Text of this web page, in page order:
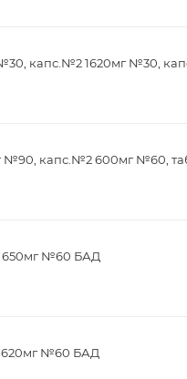
капс.№2 1620мг №30,
№90, капс.№2 600мг №60,
650мг №60 БАД
620мг №60 БАД